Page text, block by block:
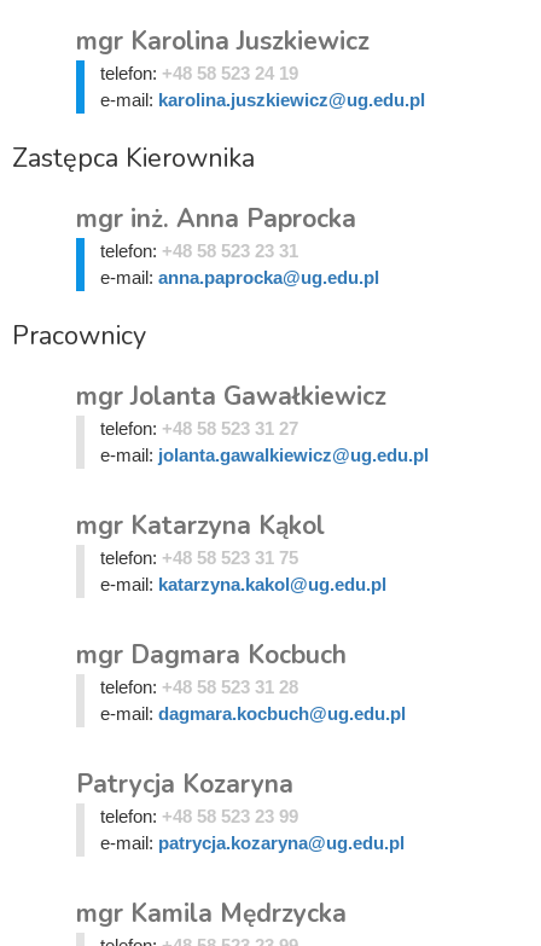
mgr Karolina Juszkiewicz
telefon: +48 58 523 24 19
e-mail: karolina.juszkiewicz@ug.edu.pl
Zastępca Kierownika
mgr inż. Anna Paprocka
telefon: +48 58 523 23 31
e-mail: anna.paprocka@ug.edu.pl
Pracownicy
mgr Jolanta Gawałkiewicz
telefon: +48 58 523 31 27
e-mail: jolanta.gawalkiewicz@ug.edu.pl
mgr Katarzyna Kąkol
telefon: +48 58 523 31 75
e-mail: katarzyna.kakol@ug.edu.pl
mgr Dagmara Kocbuch
telefon: +48 58 523 31 28
e-mail: dagmara.kocbuch@ug.edu.pl
Patrycja Kozaryna
telefon: +48 58 523 23 99
e-mail: patrycja.kozaryna@ug.edu.pl
mgr Kamila Mędrzycka